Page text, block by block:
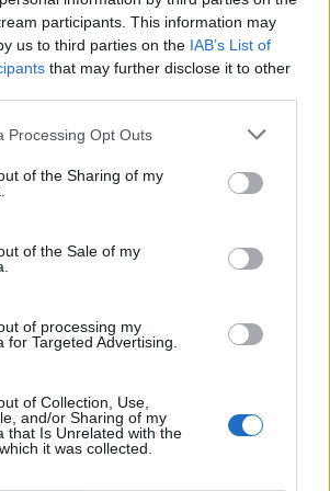
participants. This information may
us to third parties on the IAB’s List of
that may further disclose it to other
Processing Opt Outs
of the Sharing of my
of the Sale of my
of processing my
for Targeted Advertising.
of Collection, Use,
and/or Sharing of my
that Is Unrelated with the
it was collected.
Στέλλα και Μαρία
τροχιά